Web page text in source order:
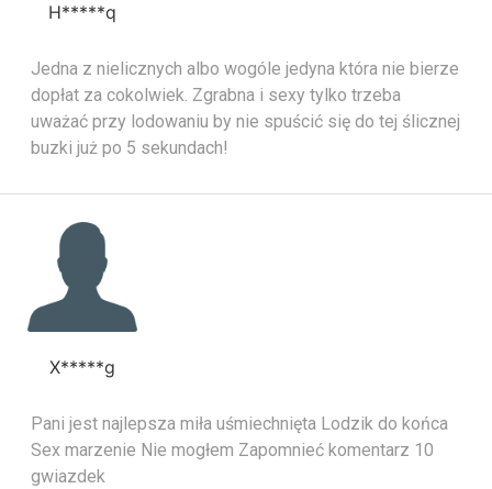
H*****q
Jedna z nielicznych albo wogóle jedyna która nie bierze
dopłat za cokolwiek. Zgrabna i sexy tylko trzeba
uważać przy lodowaniu by nie spuścić się do tej ślicznej
buzki już po 5 sekundach!
X*****g
Pani jest najlepsza miła uśmiechnięta Lodzik do końca
Sex marzenie Nie mogłem Zapomnieć komentarz 10
gwiazdek